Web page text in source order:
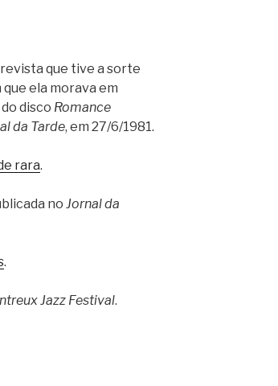
que tive a sorte
ela morava em
disco Romance
da Tarde, em 27/6/1981.
rara.
no Jornal da
.
Jazz Festival.